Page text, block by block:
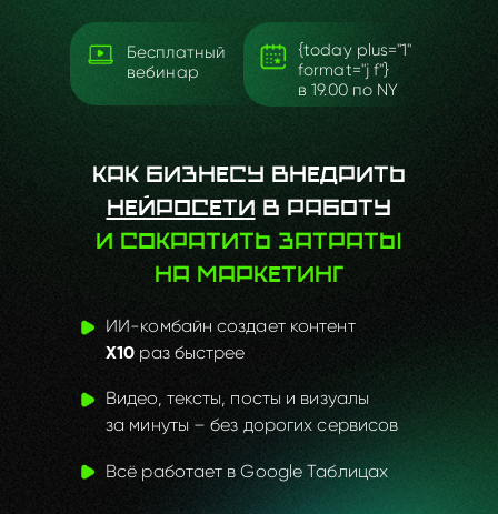
Бесплатный
вебинар
Видео, тексты, посты и визуалы
за минуты – без дорогих сервисов
Всё работает в Google Таблицах
ИИ-комбайн создает контент
Х10 раз быстрее
{today plus="1"
format="j f"}
в 19.00 по NY
Как бизнесу внедрить
нейросети в работу
и сократить затраты
на маркетинг